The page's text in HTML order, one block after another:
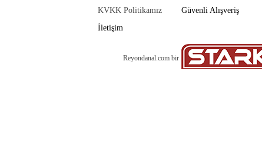
KVKK Politikamız
Güvenli Alışveriş
İletişim
Reyondanal.com bir